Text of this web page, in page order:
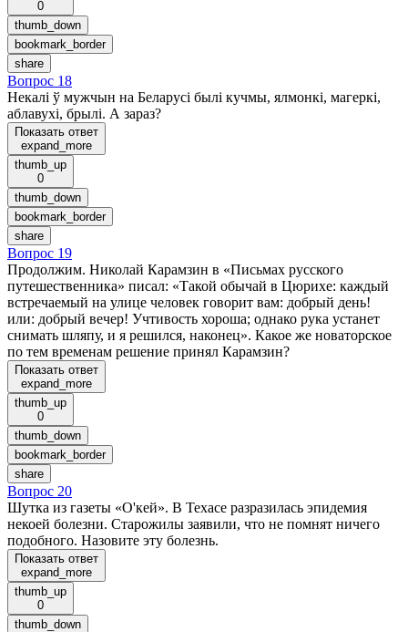
0
thumb_down
bookmark_border
share
Вопрос 18
Некалi ў мужчын на Беларусi былi кучмы, ялмонкi, магеркi,
аблавухi, брылi. А зараз?
Показать ответ
expand_more
thumb_up
0
thumb_down
bookmark_border
share
Вопрос 19
Продолжим. Николай Карамзин в «Письмах русского
путешественника» писал: «Такой обычай в Цюрихе: каждый
встречаемый на улице человек говорит вам: добрый день!
или: добрый вечер! Учтивость хороша; однако рука устанет
снимать шляпу, и я решился, наконец». Какое же новаторское
по тем временам решение принял Карамзин?
Показать ответ
expand_more
thumb_up
0
thumb_down
bookmark_border
share
Вопрос 20
Шутка из газеты «О'кей». В Техасе разразилась эпидемия
некоей болезни. Старожилы заявили, что не помнят ничего
подобного. Назовите эту болезнь.
Показать ответ
expand_more
thumb_up
0
thumb_down